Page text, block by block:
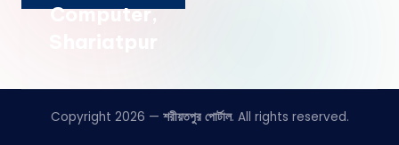
Computer,
Copyright 2026 — শরীয়তপুর পোর্টাল. All rights reserved.